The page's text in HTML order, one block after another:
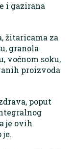
i gazirana
žitaricama za
granola
voćnom soku,
proizvoda
poput
je ovih
je.